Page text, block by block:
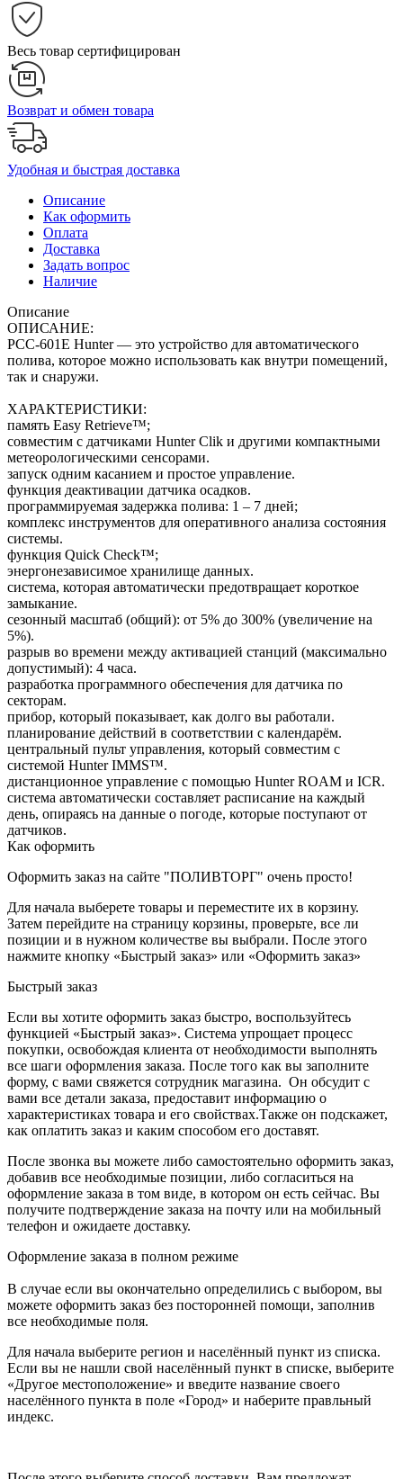
Весь товар сертифицирован
Возврат и обмен товара
Удобная и быстрая доставка
Описание
Как оформить
Оплата
Доставка
Задать вопрос
Наличие
Описание
ОПИСАНИЕ:
PCC-601E Hunter — это устройство для автоматического
полива, которое можно использовать как внутри помещений,
так и снаружи.
ХАРАКТЕРИСТИКИ:
память Easy Retrieve™;
совместим с датчиками Hunter Clik и другими компактными
метеорологическими сенсорами.
запуск одним касанием и простое управление.
функция деактивации датчика осадков.
программируемая задержка полива: 1 – 7 дней;
комплекс инструментов для оперативного анализа состояния
системы.
функция Quick Check™;
энергонезависимое хранилище данных.
система, которая автоматически предотвращает короткое
замыкание.
сезонный масштаб (общий): от 5% до 300% (увеличение на
5%).
разрыв во времени между активацией станций (максимально
допустимый): 4 часа.
разработка программного обеспечения для датчика по
секторам.
прибор, который показывает, как долго вы работали.
планирование действий в соответствии с календарём.
центральный пульт управления, который совместим с
системой Hunter IMMS™.
дистанционное управление с помощью Hunter ROAM и ICR.
система автоматически составляет расписание на каждый
день, опираясь на данные о погоде, которые поступают от
датчиков.
Как оформить
Оформить заказ на сайте "ПОЛИВТОРГ" очень просто!
Для начала выберете товары и переместите их в корзину.
Затем перейдите на страницу корзины, проверьте, все ли
позиции и в нужном количестве вы выбрали. После этого
нажмите кнопку «Быстрый заказ» или «Оформить заказ»
Быстрый заказ
Если вы хотите оформить заказ быстро, воспользуйтесь
функцией «Быстрый заказ». Система упрощает процесс
покупки, освобождая клиента от необходимости выполнять
все шаги оформления заказа. После того как вы заполните
форму, с вами свяжется сотрудник магазина. Он обсудит с
вами все детали заказа, предоставит информацию о
характеристиках товара и его свойствах.Также он подскажет,
как оплатить заказ и каким способом его доставят.
После звонка вы можете либо самостоятельно оформить заказ,
добавив все необходимые позиции, либо согласиться на
оформление заказа в том виде, в котором он есть сейчас. Вы
получите подтверждение заказа на почту или на мобильный
телефон и ожидаете доставку.
Оформление заказа в полном режиме
В случае если вы окончательно определились с выбором, вы
можете оформить заказ без посторонней помощи, заполнив
все необходимые поля.
Для начала выберите регион и населённый пункт из списка.
Если вы не нашли свой населённый пункт в списке, выберите
«Другое местоположение» и введите название своего
населённого пункта в поле «Город» и наберите правльный
индекс.